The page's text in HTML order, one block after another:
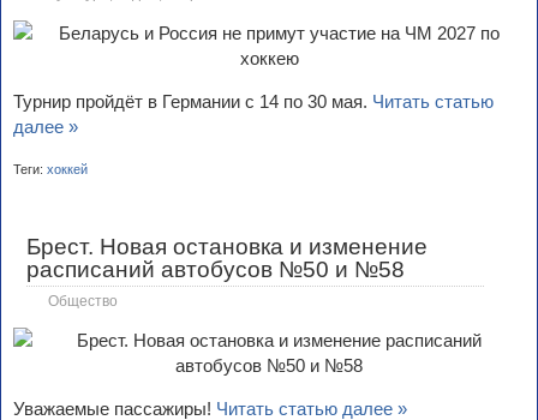
Турнир пройдёт в Германии с 14 по 30 мая. Читать статью
далее »
Теги: хоккей
Брест. Новая остановка и изменение
расписаний автобусов №50 и №58
Общество
Уважаемые пассажиры! Читать статью далее »